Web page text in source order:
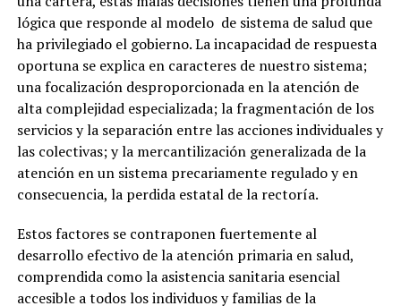
lógica que responde al modelo de sistema de salud que
ha privilegiado el gobierno. La incapacidad de respuesta
oportuna se explica en caracteres de nuestro sistema;
una focalización desproporcionada en la atención de
alta complejidad especializada; la fragmentación de los
servicios y la separación entre las acciones individuales y
las colectivas; y la mercantilización generalizada de la
atención en un sistema precariamente regulado y en
consecuencia, la perdida estatal de la rectoría.
Estos factores se contraponen fuertemente al
desarrollo efectivo de la atención primaria en salud,
comprendida como la asistencia sanitaria esencial
accesible a todos los individuos y familias de la